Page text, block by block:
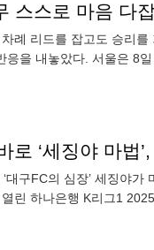
스스로 마음 다
례 리드를 잡고도 승리
응을 내놓았다. 서울은 8
로 ‘세징야 마법
대구FC의 심장’ 세징야
린 하나은행 K리그1